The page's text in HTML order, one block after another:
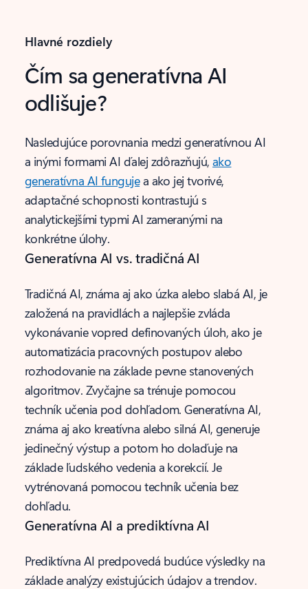
Hlavné rozdiely
Čím sa generatívna AI
odlišuje?
Nasledujúce porovnania medzi generatívnou AI
a inými formami AI ďalej zdôrazňujú,ako
generatívna AI fungujea ako jej tvorivé,
adaptačné schopnosti kontrastujú s
analytickejšími typmi AI zameranými na
konkrétne úlohy.
Generatívna AI vs. tradičná AI
Tradičná AI, známa aj ako úzka alebo slabá AI, je
založená na pravidlách a najlepšie zvláda
vykonávanie vopred definovaných úloh, ako je
automatizácia pracovných postupov alebo
rozhodovanie na základe pevne stanovených
algoritmov. Zvyčajne sa trénuje pomocou
techník učenia pod dohľadom. Generatívna AI,
známa aj ako kreatívna alebo silná AI, generuje
jedinečný výstup a potom ho dolaďuje na
základe ľudského vedenia a korekcií. Je
vytrénovaná pomocou techník učenia bez
dohľadu.
Generatívna AI a prediktívna AI
Prediktívna AI predpovedá budúce výsledky na
základe analýzy existujúcich údajov a trendov.